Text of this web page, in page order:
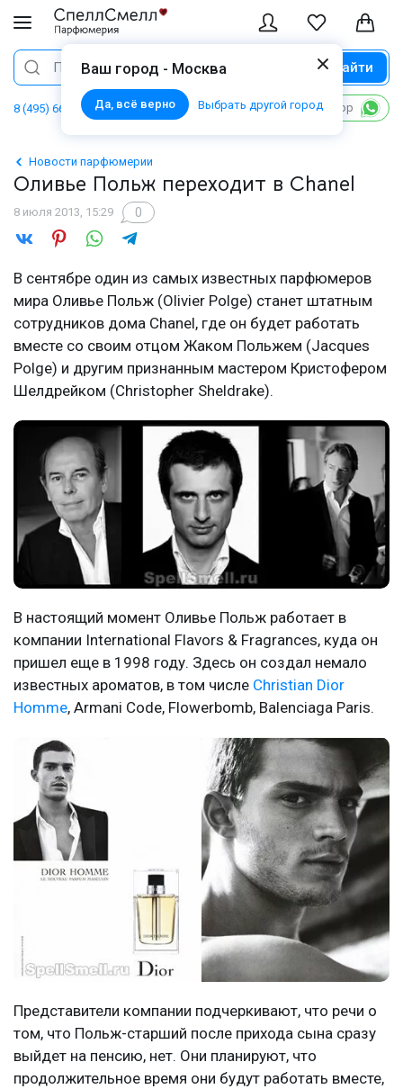
Ваш город - Москва
Да, всё верно Выбрать другой город
Поиск Найти
8 (495) 668 06 02 Написать в WhatsApp
Новости парфюмерии
Оливье Польж переходит в Chanel
8 июля 2013, 15:29 0
В сентябре один из самых известных парфюмеров
мира Оливье Польж (Olivier Polge) станет штатным
сотрудников дома Chanel, где он будет работать
вместе со своим отцом Жаком Польжем (Jacques
Polge) и другим признанным мастером Кристофером
Шелдрейком (Christopher Sheldrake).
В настоящий момент Оливье Польж работает в
компании International Flavors & Fragrances, куда он
пришел еще в 1998 году. Здесь он создал немало
известных ароматов, в том числе Christian Dior
Homme, Armani Code, Flowerbomb, Balenciaga Paris.
Представители компании подчеркивают, что речи о
том, что Польж-старший после прихода сына сразу
выйдет на пенсию, нет. Они планируют, что
продолжительное время они будут работать вместе,